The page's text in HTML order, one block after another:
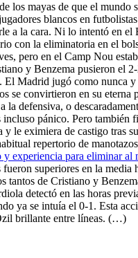
los mayas de que el
blancos en
a la cara. Ni lo intentó en
con la eliminatoria en el
pero en el Camp Nou
y Benzema pusieron el
. El Madrid jugó como nunca y
se convirtieron en su
defensiva, o
pánico. Pero
le eximiera de castigo tras
repertorio de
y experiencia para eliminar al
superiores en la
tantos de Cristiano y
detectó en las horas
ya se intuía el 0-1. Esta
brillante entre líneas. (…)